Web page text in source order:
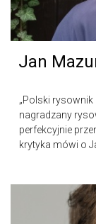
Jan
„Polski rysownik
nagradzany
perfekcyjnie
krytyka mówi o